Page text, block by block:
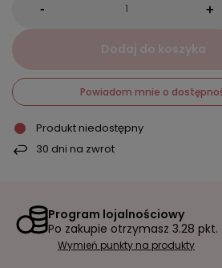
- +
Dodaj do koszyka
Powiadom mnie o
Produkt niedostępny
30 dni na zwrot
Program lojalnościowy
Po zakupie otrzymasz 3.28 pkt.
Wymień punkty na produkty